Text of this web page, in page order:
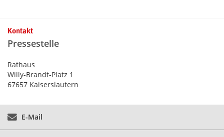
Kontakt
Pressestelle
Rathaus
Willy-Brandt-Platz 1
67657 Kaiserslautern
E-Mail